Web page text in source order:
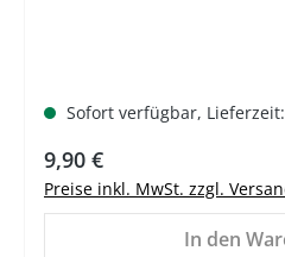
Sofort verfügbar,
Regulärer Preis:
9,90 €
Preise inkl. MwSt. zzgl.
In den